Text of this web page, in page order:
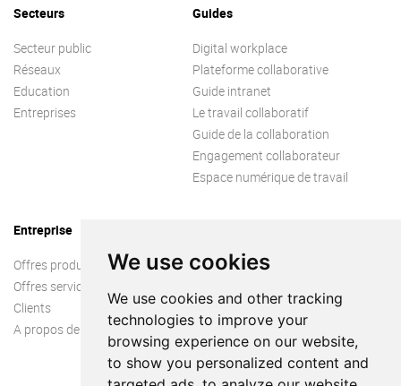
We use cookies
We use cookies and other tracking
technologies to improve your
browsing experience on our website,
to show you personalized content and
Secteurs
Secteur public
Réseaux
Education
Entreprises
Guides
Digital workplace
Plateforme collaborative
Guide intranet
Le travail collaboratif
Guide de la collaboration
Engagement collaborateur
Espace numérique de travail
Entreprise
Offres produit
Offres services
Clients
A propos de nous